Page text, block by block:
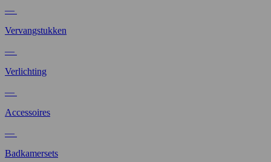
—
Vervangstukken
—
Verlichting
—
Accessoires
—
Badkamersets